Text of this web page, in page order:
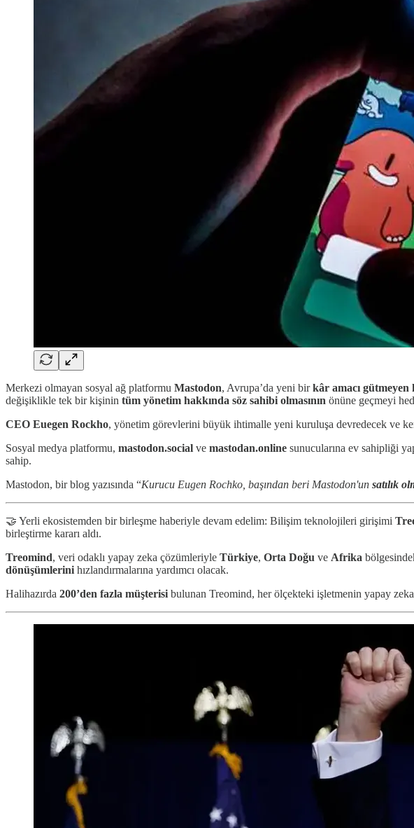
Merkezi olmayan sosyal ağ platformu Mastodon, Avrupa’da yeni birkâr amacı
değişiklikle tek bir kişinin tüm yönetim hakkında söz sahibi olmasının önüne geçmeyi
CEO Euegen Rockho, yönetim görevlerini büyük ihtimalle yeni kuruluşa devredecek ve
Sosyal medya platformu, mastodon.social ve mastodan.online sunucularına ev sahipliği
sahip.
Mastodon, bir blog yazısında “Kurucu Eugen Rochko, başından beri Mastodon'un satılık
🤝 Yerli ekosistemden bir birleşme haberiyle devam edelim: Bilişim teknolojileri girişimi
birleştirme kararı aldı.
Treomind, veri odaklı yapay zeka çözümleriyle Türkiye, Orta Doğu ve Afrika
dönüşümlerini hızlandırmalarına yardımcı olacak.
Halihazırda 200’den fazla müşterisi bulunan Treomind, her ölçekteki işletmenin yapay